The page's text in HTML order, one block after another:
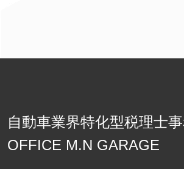
自動車業界特化型税理士
OFFICE M.N GARAGE